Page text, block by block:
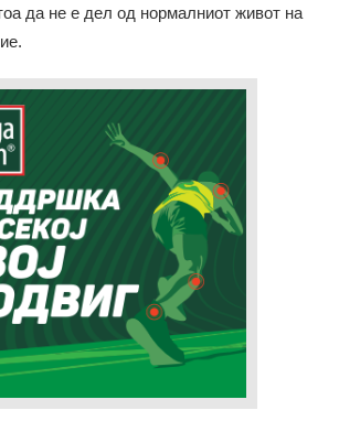
да не е дел од нормалниот живот на